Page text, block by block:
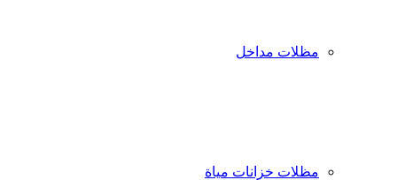
مظلات مداخل
مظلات خزانات مياة